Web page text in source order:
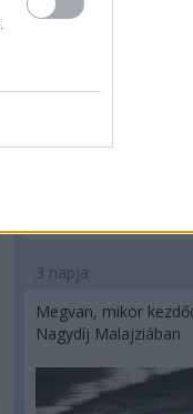
3 napja
Megvan, mikor
Nagydíj Malajziában